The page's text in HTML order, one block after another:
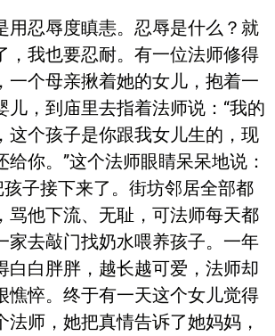
用忍辱度瞋恚。忍辱是什么？就
，我也要忍耐。有一位法师修得
一个母亲揪着她的女儿，抱着一
儿，到庙里去指着法师说：“我的
这个孩子是你跟我女儿生的，现
你。”这个法师眼睛呆呆地说：
孩子接下来了。街坊邻居全部都
骂他下流、无耻，可法师每天都
家去敲门找奶水喂养孩子。一年
白白胖胖，越长越可爱，法师却
憔悴。终于有一天这个女儿觉得
法师，她把真情告诉了她妈妈，